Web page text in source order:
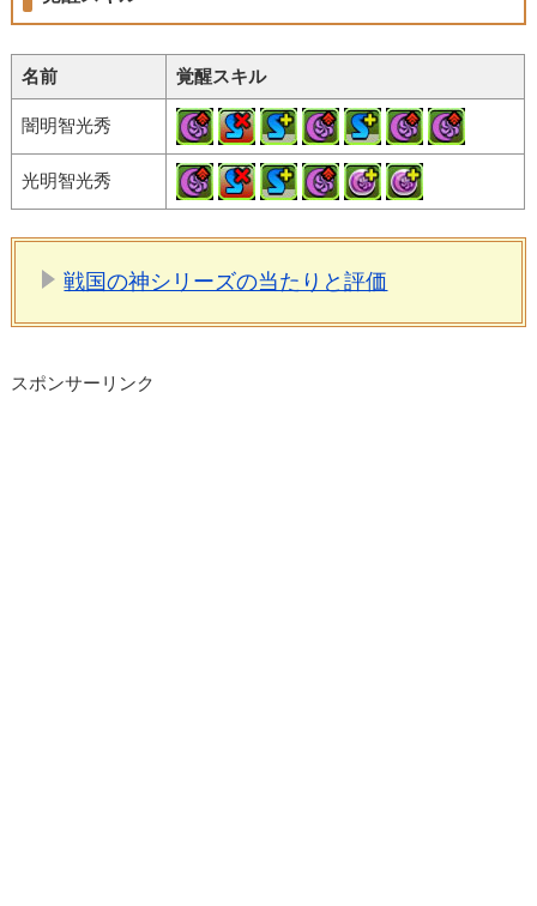
名前 覚醒スキル
闇明智光秀
光明智光秀
戦国の神シリーズの当たりと評価
スポンサーリンク